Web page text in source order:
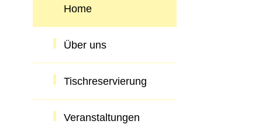
Home
Über uns
Tischreservierung
Veranstaltungen